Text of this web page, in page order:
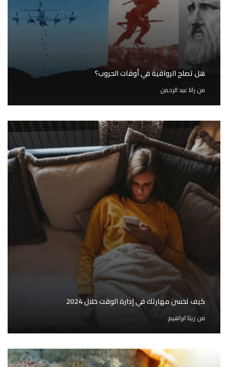
هل تصلح الرواقية في أوقات الحروب؟
من رانا عبد الرحمن
كيف تحسن مهارتك في إدارة الوقت خلال 2024
من ريتا ابراهيم